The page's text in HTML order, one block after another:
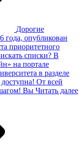
Дорогие
года, опубликован
приоритетного
списки? В
на портале
в разделе
От всей
Вы Читать далее